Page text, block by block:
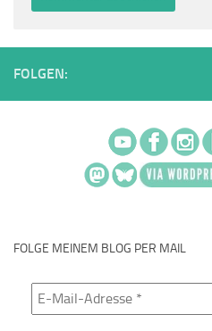
FOLGEN:
FOLGE MEINEM BLOG PER MAIL